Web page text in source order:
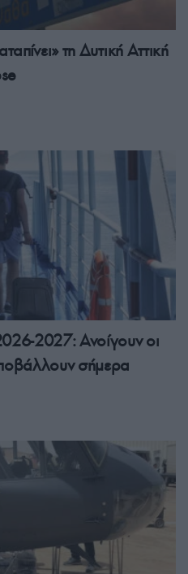
τη Δυτική Αττική
2027: Ανοίγουν οι
σήμερα